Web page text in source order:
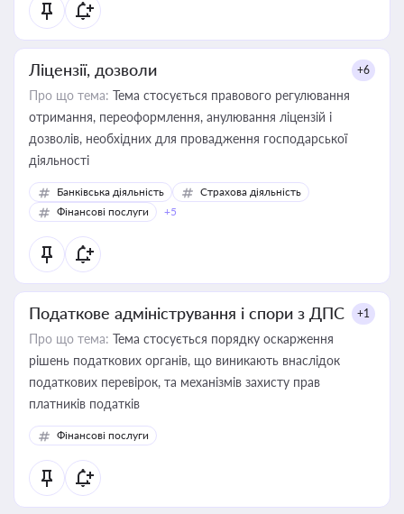
Ліцензії, дозволи +6
Про що тема: Тема стосується правового регулювання
отримання, переоформлення, анулювання ліцензій і
дозволів, необхідних для провадження господарської
діяльності
Банківська діяльність
Страхова діяльність
Фінансові послуги
+5
Податкове адміністрування і спори з ДПС +1
Про що тема: Тема стосується порядку оскарження
рішень податкових органів, що виникають внаслідок
податкових перевірок, та механізмів захисту прав
платників податків
Фінансові послуги